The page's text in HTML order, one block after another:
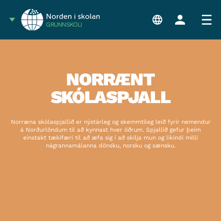
GRUNNSKÓLI
NORRÆNT
SKÓLASPJALL
Norræna skólaspjallið er nýstárleg og skemmtileg leið fyrir nemendur
á Norðurlöndum til að kynnast hver öðrum. Spjallið gefur þeim
einstakt tækifæri til að æfa sig í að skilja mun og líkindi milli
nágrannamálanna dönsku, norsku og sænsku.